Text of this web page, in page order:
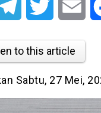
Telegram Twitter
to this article
Sabtu, 27 Mei,